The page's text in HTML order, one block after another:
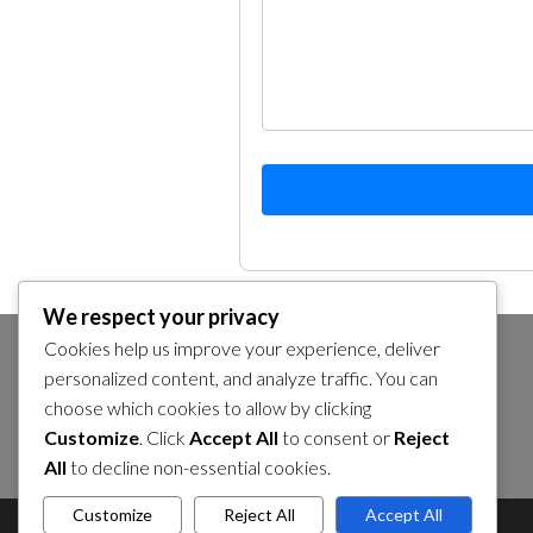
SUCHE
Search
for:
We respect your privacy
Cookies help us improve your experience, deliver
personalized content, and analyze traffic. You can
choose which cookies to allow by clicking
Customize. Click Accept All to consent or Reject
All to decline non-essential cookies.
Customize Reject All Accept All